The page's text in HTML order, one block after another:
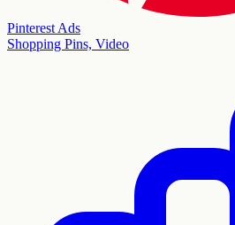
Pinterest Ads
Shopping Pins, Video